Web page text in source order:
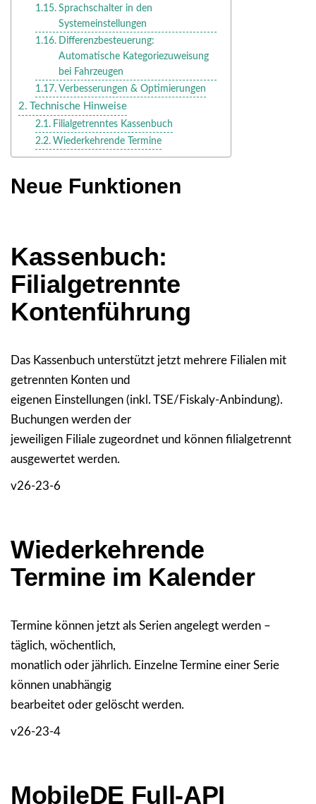
Sprachschalter in den
Systemeinstellungen
Differenzbesteuerung:
Automatische Kategoriezuweisung
bei Fahrzeugen
Verbesserungen & Optimierungen
Technische Hinweise
Filialgetrenntes Kassenbuch
Wiederkehrende Termine
Neue Funktionen
Kassenbuch:
Filialgetrennte
Kontenführung
Das Kassenbuch unterstützt jetzt mehrere Filialen mit
getrennten Konten und
eigenen Einstellungen (inkl. TSE/Fiskaly-Anbindung).
Buchungen werden der
jeweiligen Filiale zugeordnet und können filialgetrennt
ausgewertet werden.
v26-23-6
Wiederkehrende
Termine im Kalender
Termine können jetzt als Serien angelegt werden –
täglich, wöchentlich,
monatlich oder jährlich. Einzelne Termine einer Serie
können unabhängig
bearbeitet oder gelöscht werden.
v26-23-4
MobileDE Full-API